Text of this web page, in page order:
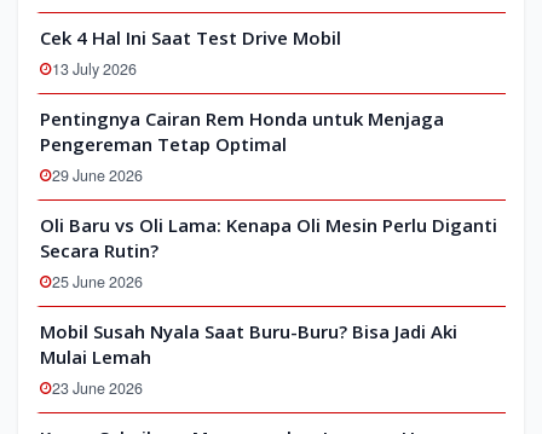
Cek 4 Hal Ini Saat Test Drive Mobil
13 July 2026
Pentingnya Cairan Rem Honda untuk Menjaga
Pengereman Tetap Optimal
29 June 2026
Oli Baru vs Oli Lama: Kenapa Oli Mesin Perlu Diganti
Secara Rutin?
25 June 2026
Mobil Susah Nyala Saat Buru-Buru? Bisa Jadi Aki
Mulai Lemah
23 June 2026